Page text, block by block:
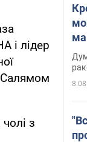
і лідер
Салямом
з